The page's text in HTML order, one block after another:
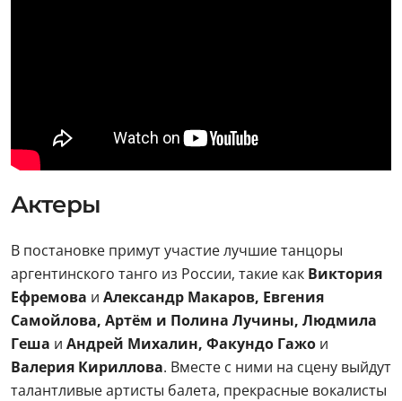
Актеры
В постановке примут участие лучшие танцоры
аргентинского танго из России, такие как Виктория
Ефремова и Александр Макаров, Евгения
Самойлова, Артём и Полина Лучины, Людмила
Геша и Андрей Михалин, Факундо Гажо и
Валерия Кириллова. Вместе с ними на сцену выйдут
талантливые артисты балета, прекрасные вокалисты